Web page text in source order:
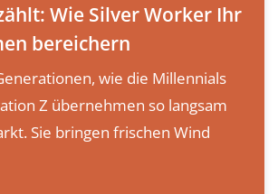
Wie Silver Worker Ihr
bereichern
wie die Millennials
Z übernehmen so langsam
Sie bringen frischen Wind